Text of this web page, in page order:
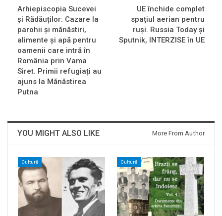
Arhiepiscopia Sucevei
și Rădăuților: Cazare la
parohii şi mănăstiri,
alimente și apă pentru
oamenii care intră în
România prin Vama
Siret. Primii refugiați au
ajuns la Mănăstirea
Putna
UE închide complet
spațiul aerian pentru
ruși. Russia Today și
Sputnik, INTERZISE în UE
YOU MIGHT ALSO LIKE More From Author
Cultură Cultură